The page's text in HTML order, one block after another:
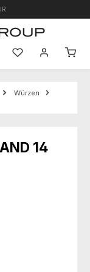
Du hast 0
Würzen
14